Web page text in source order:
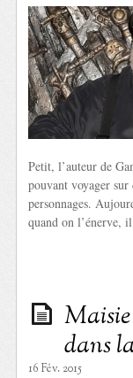
Petit, l’auteur de
pouvant voyager sur
personnages.
quand on l’énerve,
dans
16 Fév. 2015